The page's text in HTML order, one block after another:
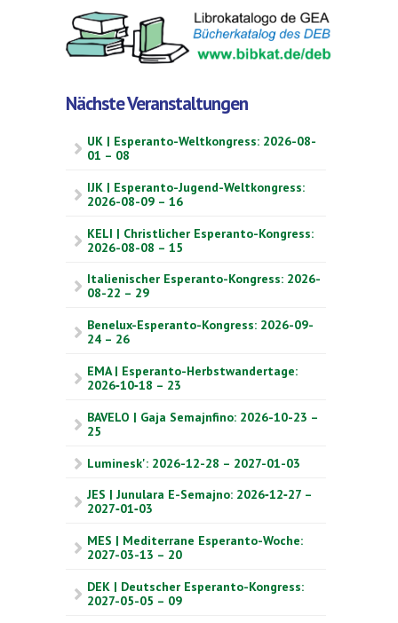
Nächste Veranstaltungen
UK | Esperanto-Weltkongress: 2026-08-
01 – 08
IJK | Esperanto-Jugend-Weltkongress:
2026-08-09 – 16
KELI | Christlicher Esperanto-Kongress:
2026-08-08 – 15
Italienischer Esperanto-Kongress: 2026-
08-22 – 29
Benelux-Esperanto-Kongress: 2026-09-
24 – 26
EMA | Esperanto-Herbstwandertage:
2026‑10‑18 – 23
BAVELO | Gaja Semajnfino: 2026-10-23 –
25
Luminesk': 2026-12-28 – 2027-01-03
JES | Junulara E-Semajno: 2026‑12‑27 –
2027‑01‑03
MES | Mediterrane Esperanto-Woche:
2027-03-13 – 20
DEK | Deutscher Esperanto-Kongress:
2027-05-05 – 09